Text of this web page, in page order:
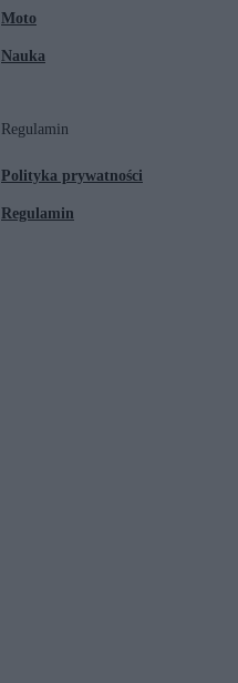
Moto
Nauka
Regulamin
Polityka prywatności
Regulamin